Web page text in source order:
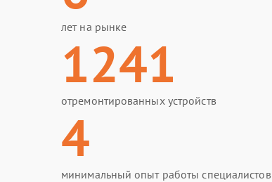
лет на рынке
1241
отремонтированных устройств
4
минимальный опыт работы специалистов